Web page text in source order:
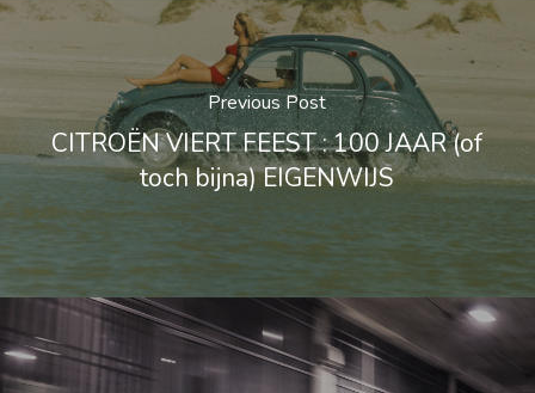
Previous Post
CITROËN VIERT FEEST : 100 JAAR (of
toch bijna) EIGENWIJS